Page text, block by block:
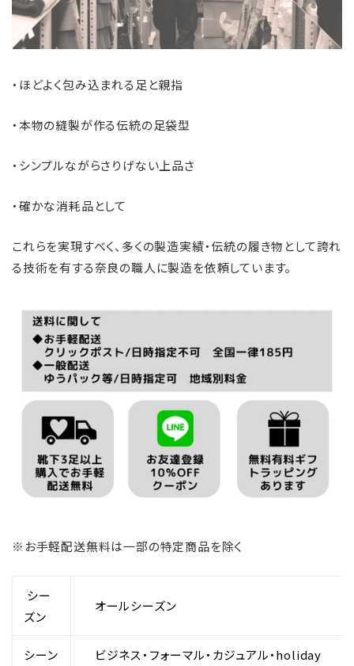
・ほどよく包み込まれる足と親指
・本物の縫製が作る伝統の足袋型
・シンプルながらさりげない上品さ
・確かな消耗品として
これらを実現すべく、多くの製造実績・伝統の履き物として誇れ
る技術を有する奈良の職人に製造を依頼しています。
※お手軽配送無料は一部の特定商品を除く
シー
ズン
オールシーズン
シーン ビジネス・フォーマル・ カジュアル・holiday